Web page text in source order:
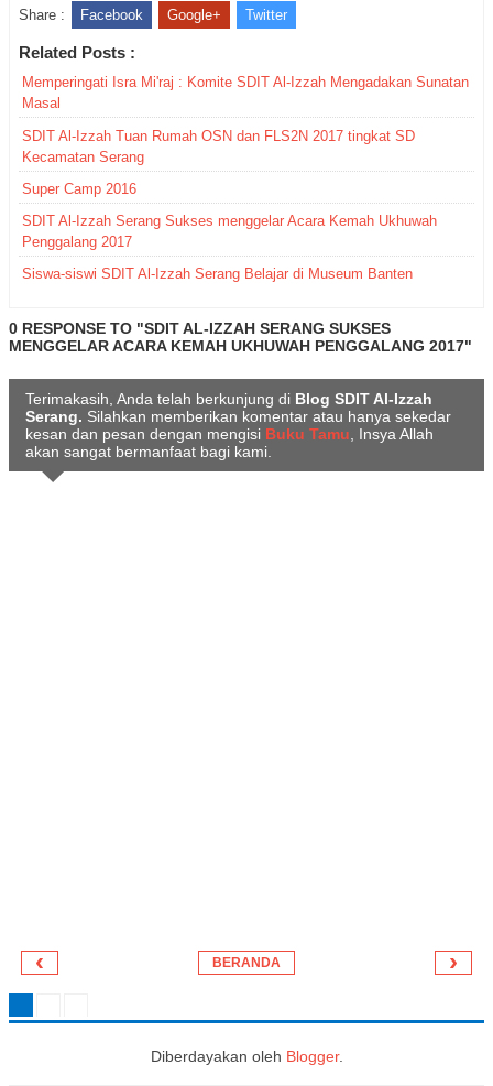
Share : Facebook Google+ Twitter
Related Posts :
Memperingati Isra Mi'raj : Komite SDIT Al-Izzah Mengadakan Sunatan
Masal
SDIT Al-Izzah Tuan Rumah OSN dan FLS2N 2017 tingkat SD
Kecamatan Serang
Super Camp 2016
SDIT Al-Izzah Serang Sukses menggelar Acara Kemah Ukhuwah
Penggalang 2017
Siswa-siswi SDIT Al-Izzah Serang Belajar di Museum Banten
0 RESPONSE TO "SDIT AL-IZZAH SERANG SUKSES
MENGGELAR ACARA KEMAH UKHUWAH PENGGALANG 2017"
Terimakasih, Anda telah berkunjung di Blog SDIT Al-Izzah
Serang. Silahkan memberikan komentar atau hanya sekedar
kesan dan pesan dengan mengisi Buku Tamu , Insya Allah
akan sangat bermanfaat bagi kami.
‹ ›
BERANDA
Diberdayakan oleh Blogger.